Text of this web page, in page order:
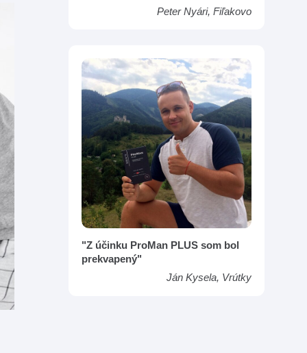
Peter Nyári, Fiľakovo
"Z účinku ProMan PLUS som bol
prekvapený"
Ján Kysela, Vrútky